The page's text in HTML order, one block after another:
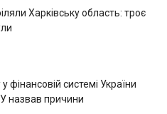
Харківську область: троє
фінансовій системі України
назвав причини